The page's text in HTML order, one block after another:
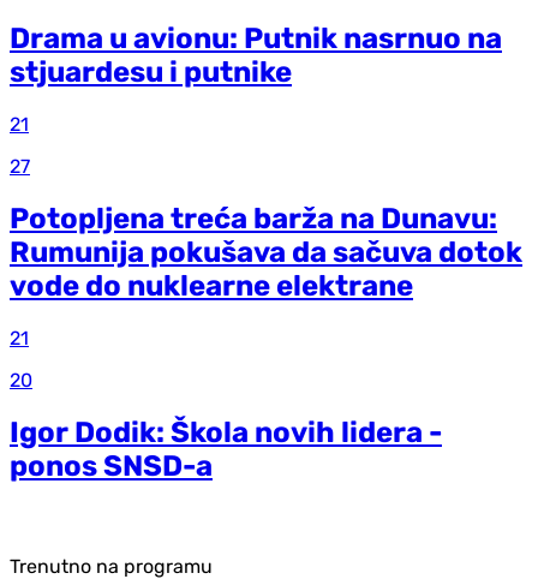
Drama u avionu: Putnik nasrnuo na
stjuardesu i putnike
21
27
Potopljena treća barža na Dunavu:
Rumunija pokušava da sačuva dotok
vode do nuklearne elektrane
21
20
Igor Dodik: Škola novih lidera -
ponos SNSD-a
Trenutno na programu